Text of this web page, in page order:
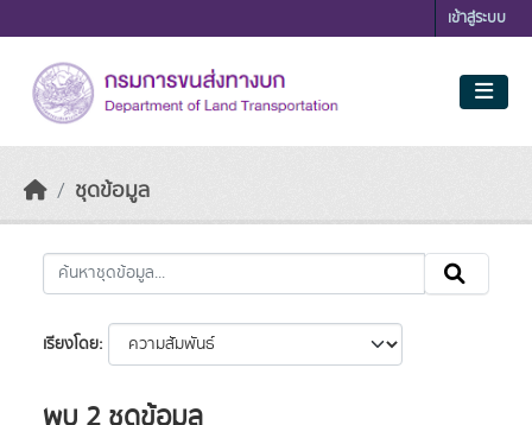
เข้าสู่ระบบ
ชุดข้อมูล
เรียงโดย